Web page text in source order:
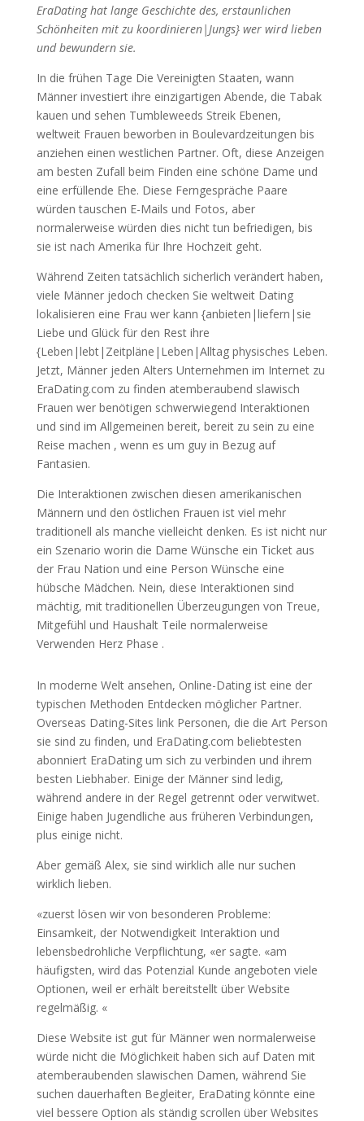
EraDating hat lange Geschichte des, erstaunlichen
Schönheiten mit zu koordinieren|Jungs} wer wird lieben
und bewundern sie.
In die frühen Tage Die Vereinigten Staaten, wann
Männer investiert ihre einzigartigen Abende, die Tabak
kauen und sehen Tumbleweeds Streik Ebenen,
weltweit Frauen beworben in Boulevardzeitungen bis
anziehen einen westlichen Partner. Oft, diese Anzeigen
am besten Zufall beim Finden eine schöne Dame und
eine erfüllende Ehe. Diese Ferngespräche Paare
würden tauschen E-Mails und Fotos, aber
normalerweise würden dies nicht tun befriedigen, bis
sie ist nach Amerika für Ihre Hochzeit geht.
Während Zeiten tatsächlich sicherlich verändert haben,
viele Männer jedoch checken Sie weltweit Dating
lokalisieren eine Frau wer kann {anbieten|liefern|sie
Liebe und Glück für den Rest ihre
{Leben|lebt|Zeitpläne|Leben|Alltag physisches Leben.
Jetzt, Männer jeden Alters Unternehmen im Internet zu
EraDating.com zu finden atemberaubend slawisch
Frauen wer benötigen schwerwiegend Interaktionen
und sind im Allgemeinen bereit, bereit zu sein zu eine
Reise machen , wenn es um guy in Bezug auf
Fantasien.
Die Interaktionen zwischen diesen amerikanischen
Männern und den östlichen Frauen ist viel mehr
traditionell als manche vielleicht denken. Es ist nicht nur
ein Szenario worin die Dame Wünsche ein Ticket aus
der Frau Nation und eine Person Wünsche eine
hübsche Mädchen. Nein, diese Interaktionen sind
mächtig, mit traditionellen Überzeugungen von Treue,
Mitgefühl und Haushalt Teile normalerweise
Verwenden Herz Phase .
In moderne Welt ansehen, Online-Dating ist eine der
typischen Methoden Entdecken möglicher Partner.
Overseas Dating-Sites link Personen, die die Art Person
sie sind zu finden, und EraDating.com beliebtesten
abonniert EraDating um sich zu verbinden und ihrem
besten Liebhaber. Einige der Männer sind ledig,
während andere in der Regel getrennt oder verwitwet.
Einige haben Jugendliche aus früheren Verbindungen,
plus einige nicht.
Aber gemäß Alex, sie sind wirklich alle nur suchen
wirklich lieben.
«zuerst lösen wir von besonderen Probleme:
Einsamkeit, der Notwendigkeit Interaktion und
lebensbedrohliche Verpflichtung, «er sagte. «am
häufigsten, wird das Potenzial Kunde angeboten viele
Optionen, weil er erhält bereitstellt über Website
regelmäßig. «
Diese Website ist gut für Männer wen normalerweise
würde nicht die Möglichkeit haben sich auf Daten mit
atemberaubenden slawischen Damen, während Sie
suchen dauerhaften Begleiter, EraDating könnte eine
viel bessere Option als ständig scrollen über Websites